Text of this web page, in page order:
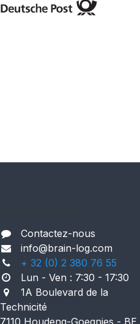
Contactez-nous
info@brain-log.com
+ 32 (0) 2 380 76 55
Lun - Ven : 7:30 - 17:30
1A Boulevard de la
Technicité
7110 Houdeng-Goegnies - BE